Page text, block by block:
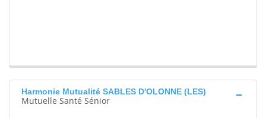
Harmonie Mutualité SABLES D'OLONNE (LES)
Mutuelle Santé Sénior